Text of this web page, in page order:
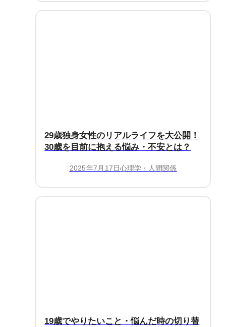
29歳独身女性のリアルライフを大公開！
30歳を目前に抱える悩み・不安とは？
2025年7月17日心理学・人間関係
19歳でやりたいこと・悩んだ時の切り替